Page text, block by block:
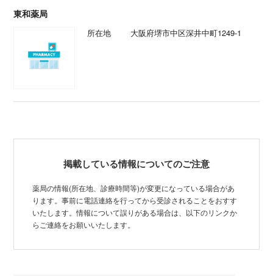
東和薬局
所在地 大阪府堺市中区深井中町1249-1
掲載している情報についてのご注意
薬局の情報(所在地、診療時間等)が変更になっている場合があ
ります。事前に電話連絡を行ってから受診されることをおすす
いたします。情報について誤りがある場合は、以下のリンクか
らご連絡をお願いいたします。